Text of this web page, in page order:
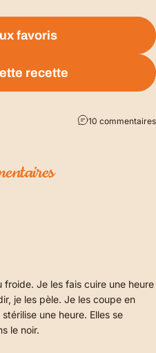
favoris
recette
10 commentaires
Je les fais cuire une heure
je les pèle. Je les coupe en
une heure. Elles se
le noir.